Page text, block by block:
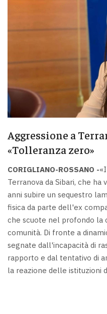
Aggressione a
«Tolleranza zero»
CORIGLIANO-ROSSANO -
Terranova da Sibari, che ha
anni subire un sequestro
fisica da parte dell'ex
che scuote nel profondo la
comunità. Di fronte a
segnate dall'incapacità di
rapporto e dal tentativo di
la reazione delle istituzioni